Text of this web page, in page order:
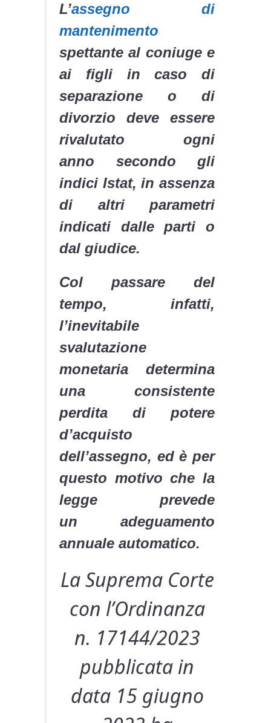
L’assegno di
mantenimento
spettante al coniuge e
ai figli in caso di
separazione o di
divorzio deve essere
rivalutato ogni
anno secondo gli
indici Istat, in assenza
di altri parametri
indicati dalle parti o
dal giudice.
Col passare del
tempo, infatti,
l’inevitabile
svalutazione
monetaria determina
una consistente
perdita di potere
d’acquisto
dell’assegno, ed è per
questo motivo che la
legge prevede
un adeguamento
annuale automatico.
La Suprema Corte
con l’Ordinanza
n. 17144/2023
pubblicata in
data 15 giugno